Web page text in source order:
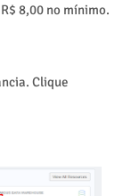
8,00 no mínimo.
Clique